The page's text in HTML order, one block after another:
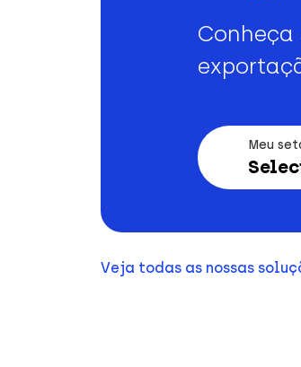
Meu
Veja todas as nossas